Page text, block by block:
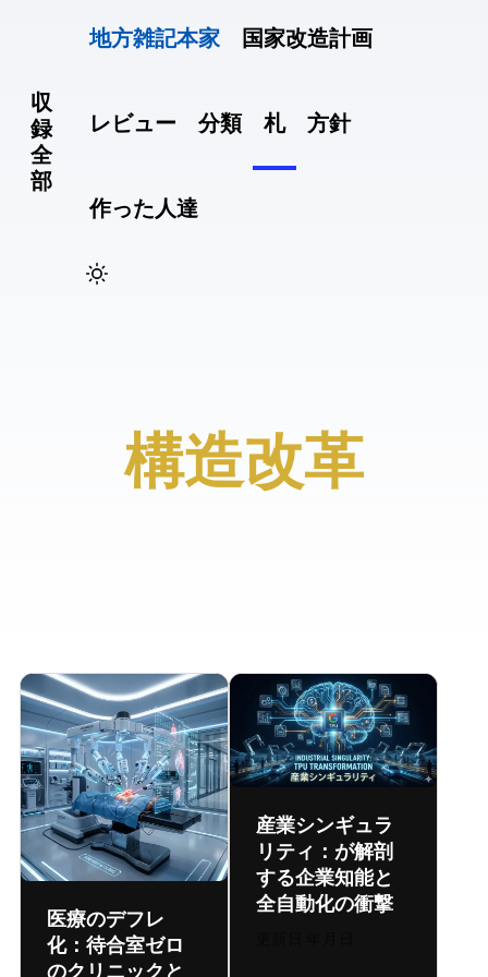
収
録
全
部
地方雑記(本家) 国家改造計画
レビュー 分類 札 方針
作った人達
#構造改革
医療のデフレ
化：待合室ゼロ
のAIクリニックと
産業シンギュラ
リティ：TPUが解剖
する企業知能と
全自動化の衝撃